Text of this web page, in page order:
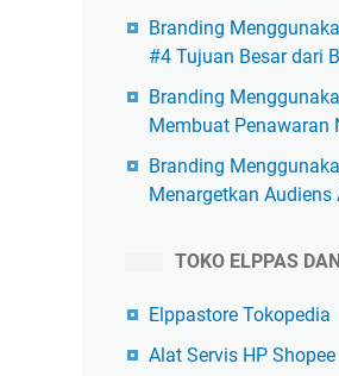
Branding
#4 Tujuan Besar dari
Branding
Membuat Penawaran
Branding
Menargetkan Audiens
TOKO ELPPAS
Elppastore Tokopedia
Alat Servis HP Shopee